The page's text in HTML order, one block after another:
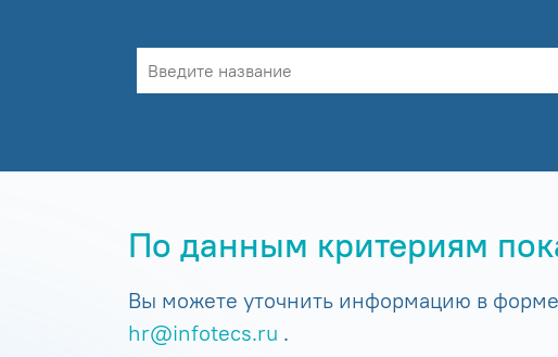
По данным критериям
Вы можете уточнить информацию в форме
hr@infotecs.ru .